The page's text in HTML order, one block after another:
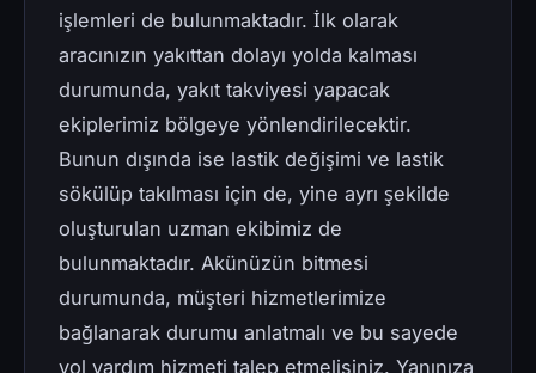
işlemleri de bulunmaktadır. İlk olarak
aracınızın yakıttan dolayı yolda kalması
durumunda, yakıt takviyesi yapacak
ekiplerimiz bölgeye yönlendirilecektir.
Bunun dışında ise lastik değişimi ve lastik
sökülüp takılması için de, yine ayrı şekilde
oluşturulan uzman ekibimiz de
bulunmaktadır. Akünüzün bitmesi
durumunda, müşteri hizmetlerimize
bağlanarak durumu anlatmalı ve bu sayede
yol yardım hizmeti talep etmelisiniz. Yanınıza